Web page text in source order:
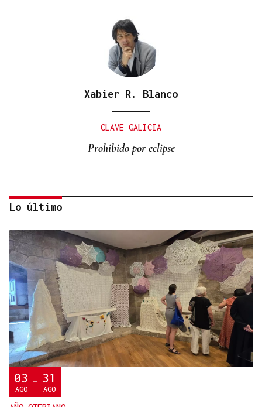
Xabier R. Blanco
CLAVE GALICIA
Prohibido por eclipse
Lalo Pavón
O AFIADOR
Un día haberá autobuses
Lo último
03
AGO - 31
AGO